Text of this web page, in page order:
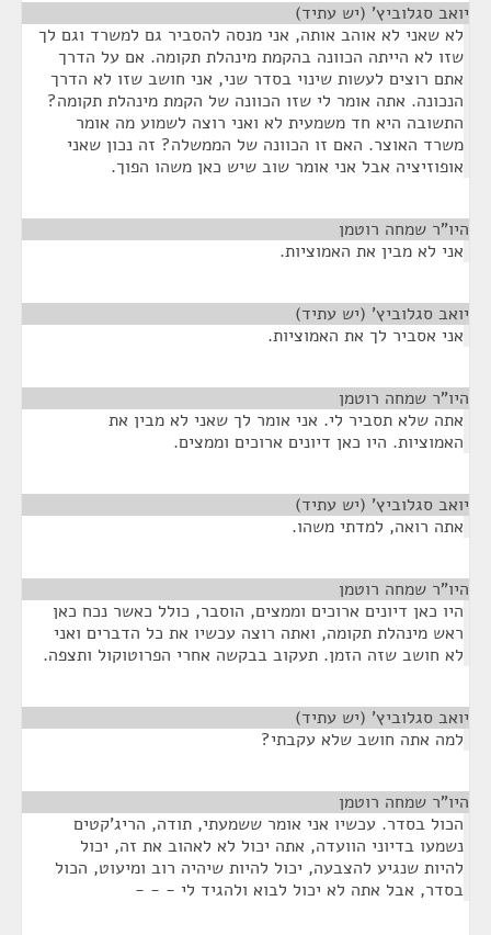
יואב סגלוביץ' (יש עתיד)
לא שאני לא אוהב אותה, אני מנסה להסביר גם למשרד וגם לך
שזו לא הייתה הכוונה בהקמת מינהלת תקומה. אם על הדרך
אתם רוצים לעשות שינוי בסדר שני, אני חושב שזו לא הדרך
הנכונה. אתה אומר לי שזו הכוונה של הקמת מינהלת תקומה?
התשובה היא חד משמעית לא ואני רוצה לשמוע מה אומר
משרד האוצר. האם זו הכוונה של הממשלה? זה נכון שאני
אופוזיציה אבל אני אומר שוב שיש כאן משהו הפוך.
היו"ר שמחה רוטמן
אני לא מבין את האמוציות.
יואב סגלוביץ' (יש עתיד)
אני אסביר לך את האמוציות.
היו"ר שמחה רוטמן
אתה שלא תסביר לי. אני אומר לך שאני לא מבין את
האמוציות. היו כאן דיונים ארוכים וממצים.
יואב סגלוביץ' (יש עתיד)
אתה רואה, למדתי משהו.
היו"ר שמחה רוטמן
היו כאן דיונים ארוכים וממצים, הוסבר, כולל כאשר נכח כאן
ראש מינהלת תקומה, ואתה רוצה עכשיו את כל הדברים ואני
לא חושב שזה הזמן. תעקוב בבקשה אחרי הפרוטוקול ותצפה.
יואב סגלוביץ' (יש עתיד)
למה אתה חושב שלא עקבתי?
היו"ר שמחה רוטמן
הכול בסדר. עכשיו אני אומר ששמעתי, תודה, הריג'קטים
נשמעו בדיוני הוועדה, אתה יכול לא לאהוב את זה, יכול
להיות שנגיע להצבעה, יכול להיות שיהיה רוב ומיעוט, הכול
בסדר, אבל אתה לא יכול לבוא ולהגיד לי - - -